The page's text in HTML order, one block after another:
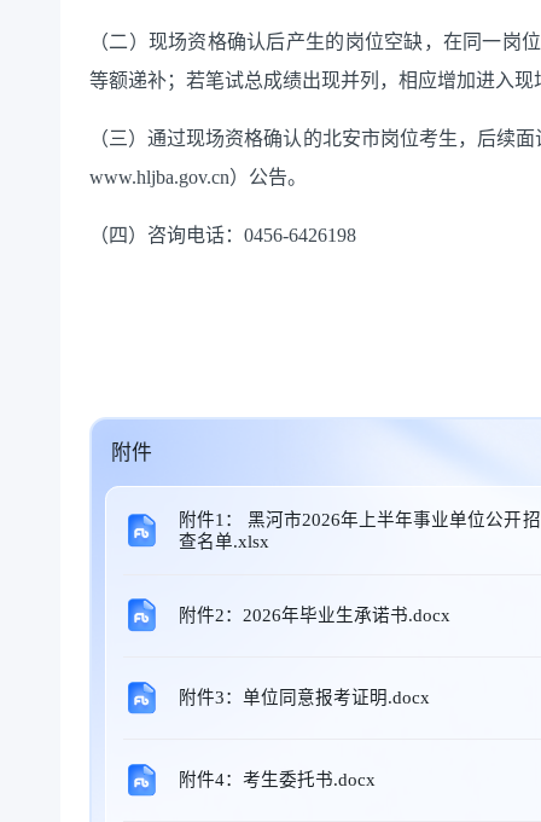
（二）现场资格确认后产生的岗位空缺，在同一岗
等额递补；若笔试总成绩出现并列，相应增加进入现
（三）通过现场资格确认的北安市岗位考生，后续
www.hljba.gov.cn）公告。
（四） 咨询电话： 0456-6426198
附件
附件1： 黑河市2026年上半年事业单位公开
查名单.xlsx
附件2：2026年毕业生承诺书.docx
附件3：单位同意报考证明.docx
附件4：考生委托书.docx